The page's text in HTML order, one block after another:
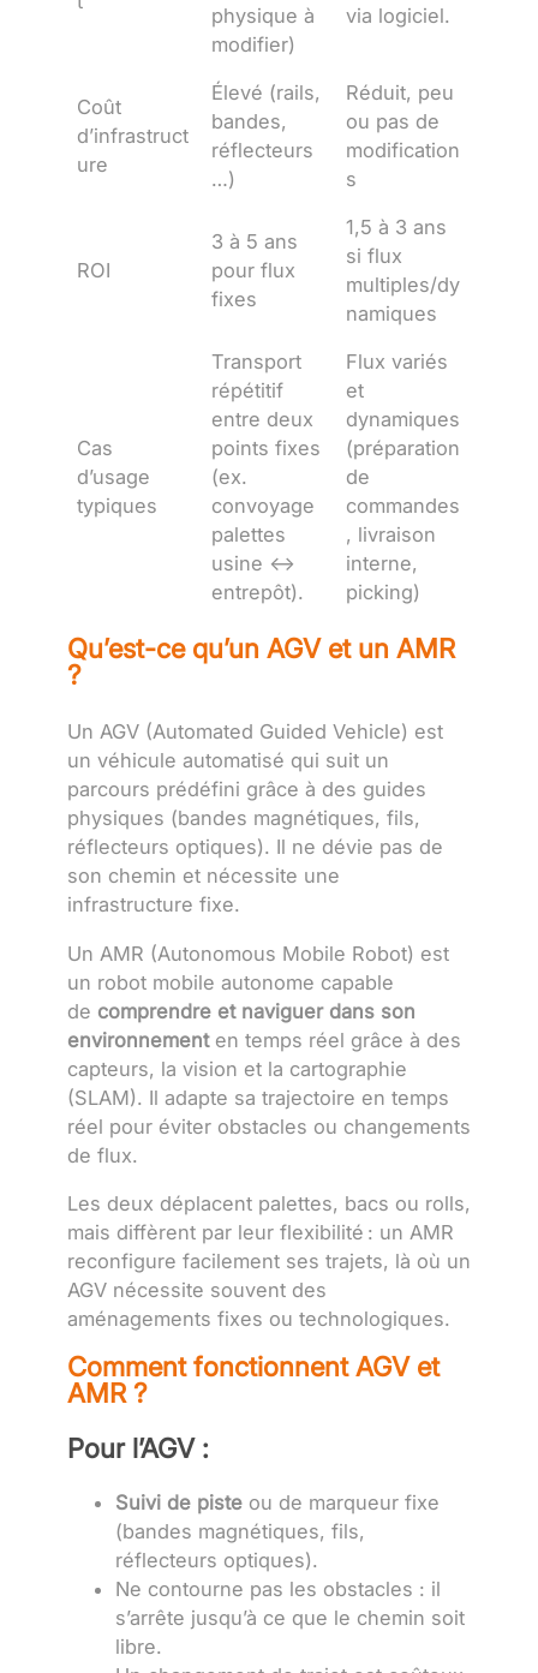
physique à
modifier)
via logiciel.
Coût
d’infrastruct
ure
Élevé (rails,
bandes,
réflecteurs
…)
Réduit, peu
ou pas de
modification
s
ROI
3 à 5 ans
pour flux
fixes
1,5 à 3 ans
si flux
multiples/dy
namiques
Cas
d’usage
typiques
Transport
répétitif
entre deux
points fixes
(ex.
convoyage
palettes
usine ↔
entrepôt).
Flux variés
et
dynamiques
(préparation
de
commandes
, livraison
interne,
picking)
Qu’est-ce qu’un AGV et un AMR
?
Un AGV (Automated Guided Vehicle) est
un véhicule automatisé qui suit un
parcours prédéfini grâce à des guides
physiques (bandes magnétiques, fils,
réflecteurs optiques). Il ne dévie pas de
son chemin et nécessite une
infrastructure fixe.
Un AMR (Autonomous Mobile Robot) est
un robot mobile autonome capable
de comprendre et naviguer dans son
environnementen temps réel grâce à des
capteurs, la vision et la cartographie
(SLAM). Il adapte sa trajectoire en temps
réel pour éviter obstacles ou changements
de flux.
Les deux déplacent palettes, bacs ou rolls,
mais diffèrent par leur flexibilité : un AMR
reconfigure facilement ses trajets, là où un
AGV nécessite souvent des
aménagements fixes ou technologiques.
Comment fonctionnent AGV et
AMR ?
Pour l’AGV :
Suivi de piste ou de marqueur fixe
(bandes magnétiques, fils,
réflecteurs optiques).
Ne contourne pas les obstacles : il
s’arrête jusqu’à ce que le chemin soit
libre.